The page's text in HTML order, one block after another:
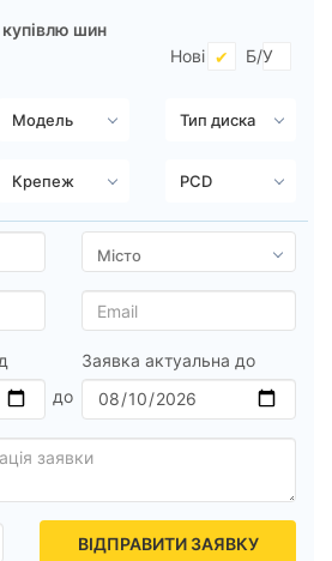
купівлю шин
Нові Б/У
Заявка актуальна до
ВІДПРАВИТИ ЗАЯВКУ